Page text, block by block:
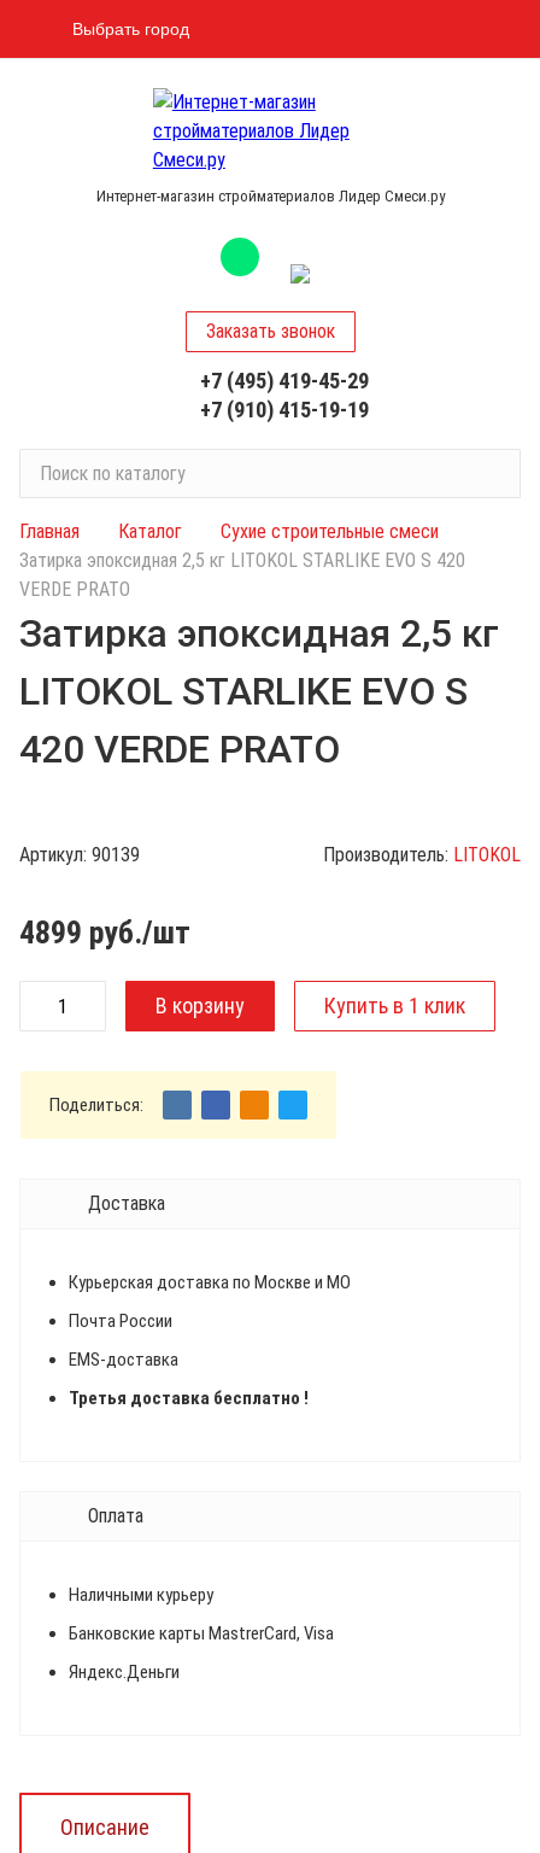
Выбрать город
Интернет-магазин стройматериалов Лидер Смеси.ру
и
с
к
о
а
у
Заказать звонок
+7 (495) 419-45-29
+7 (910) 415-19-19
Главная Каталог
Сухие строительные смеси
Затирка эпоксидная 2,5 кг LITOKOL STARLIKE EVO S 420
VERDE PRATO
Затирка эпоксидная 2,5 кг
LITOKOL STARLIKE EVO S
420 VERDE PRATO
Артикул: 90139 Производитель: LITOKOL
4899 руб./шт
Поделиться:
Доставка
Курьерская доставка по Москве и МО
Почта России
EMS-доставка
Третья доставка бесплатно !
Оплата
Наличными курьеру
Банковские карты MastrerCard, Visa
Яндекс.Деньги
Описание